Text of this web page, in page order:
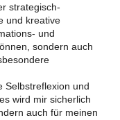
strategisch-
und kreative
und
sondern auch
Selbstreflexion und
wird mir sicherlich
auch für meinen